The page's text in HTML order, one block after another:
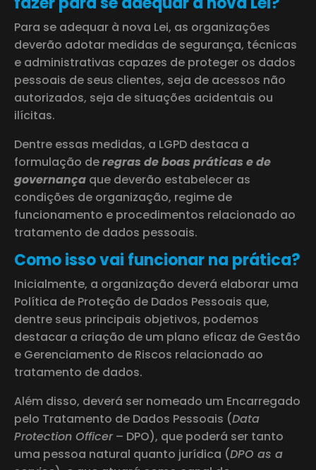
Para se adequar à nova Lei, as organizações
deverão adotar medidas de segurança, técnicas
e administrativas capazes de proteger os dados
pessoais de seus clientes, seja de acessos não
autorizados, seja de situações acidentais ou
ilícitas.
Dentre essas medidas, a LGPD destaca a
formulação deregras de boas práticas e de
governança que deverão estabelecer as
condições de organização, regime de
funcionamento e procedimentos relacionado ao
tratamento de dados pessoais.
Como isso vai funcionar na prática?
Inicialmente, a organização deverá elaborar uma
Política de Proteção de Dados Pessoais que,
dentre seus principais objetivos, podemos
destacar a criação de um plano eficaz de Gestão
e Gerenciamento de Riscos relacionado ao
tratamento de dados.
Além disso, deverá ser nomeado um Encarregado
pelo Tratamento de Dados Pessoais (Data
Protection Officer– DPO), que poderá ser tanto
uma pessoa natural quanto jurídica (DPO as a